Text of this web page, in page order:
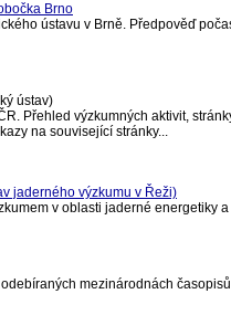
Brno
ústavu v Brně. Předpověď
ústav)
Přehled výzkumných aktivit,
na související stránky...
jaderného výzkumu v Řeži)
v oblasti jaderné energetiky
mezinárodnách